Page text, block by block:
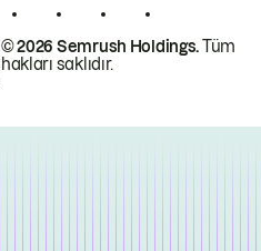
© 2026 Semrush Holdings.Tüm
hakları saklıdır.